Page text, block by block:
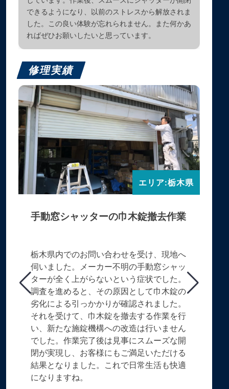
できるようになり、以前のストレスから解放されま
した。この良い体験が忘れられません。また何かあ
ればぜひお願いしたいと思っています。
修理実績
エリア:栃木県
手動窓シャッターの巾木錠撤去作業
栃木県内でのお問い合わせを受け、現地へ
伺いました。メーカー不明の手動窓シャッ
ターが全く上がらないという症状でした。
調査を進めると、その原因として巾木錠の
劣化による引っかかりが確認されました。
それを受けて、巾木錠を撤去する作業を行
い、新たな施錠機構への改造は行いません
でした。作業完了後は見事にスムーズな開
閉が実現し、お客様にもご満足いただける
結果となりました。これで日常生活も快適
になりますね。